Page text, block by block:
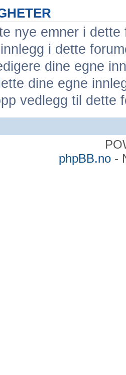
nye emner i dette
i dette
dine egne
dine egne
vedlegg til dette
phpBB.no-